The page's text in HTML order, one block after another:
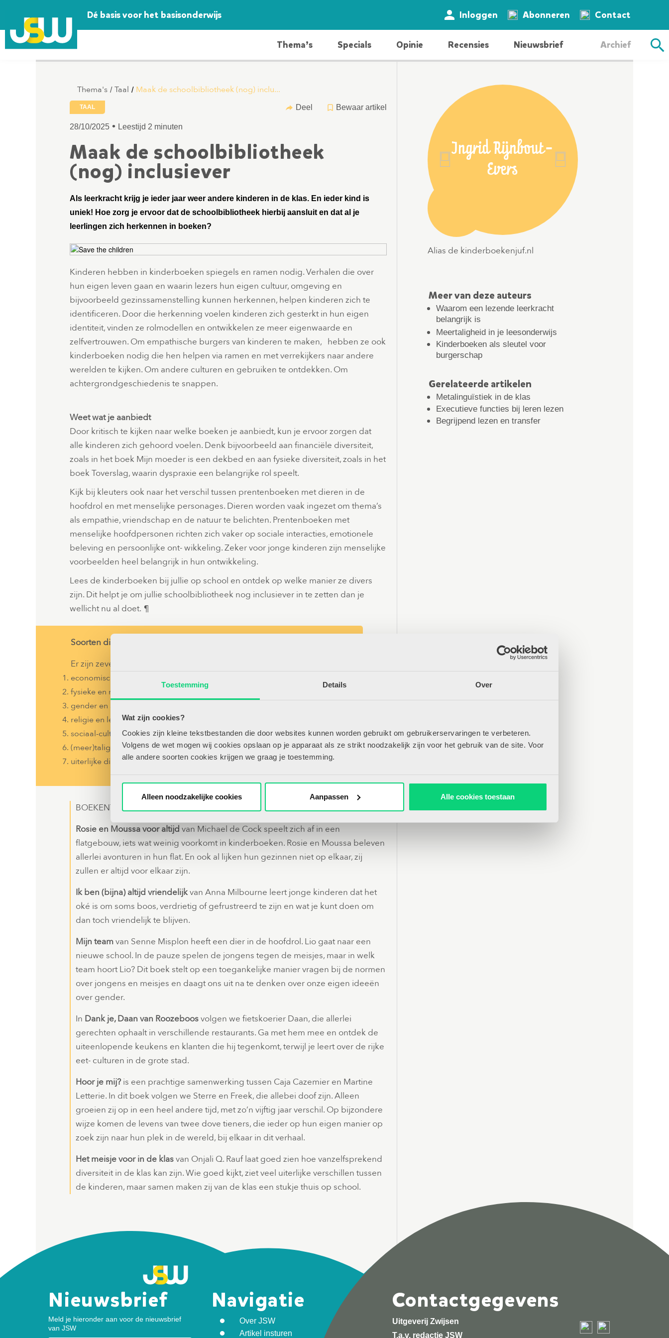
Toestemming Details Over
Wat zijn cookies?
Cookies zijn kleine tekstbestanden die door websites kunnen worden gebruikt om gebruikerservaringen te verbeteren.
Volgens de wet mogen wij cookies opslaan op je apparaat als ze strikt noodzakelijk zijn voor het gebruik van de site. Voor
alle andere soorten cookies krijgen we graag je toestemming.
Alleen noodzakelijke cookies Aanpassen Alle cookies toestaan
Dé basis voor het basisonderwijs Inloggen Abonneren Contact
Thema’s Specials Opinie Recensies Nieuwsbrief Archief
Zoeken
Thema's / Taal / Maak de schoolbibliotheek (nog) inclu...
TAAL Deel Bewaar artikel
28/10/2025 • Leestijd 2 minuten
Maak de schoolbibliotheek
(nog) inclusiever
Als leerkracht krijg je ieder jaar weer andere kinderen in de klas. En ieder kind is
uniek! Hoe zorg je ervoor dat de schoolbibliotheek hierbij aansluit en dat al je
leerlingen zich herkennen in boeken?
Kinderen hebben in kinderboeken spiegels en ramen nodig. Verhalen die over
hun eigen leven gaan en waarin lezers hun eigen cultuur, omgeving en
bijvoorbeeld gezinssamenstelling kunnen herkennen, helpen kinderen zich te
identificeren. Door die herkenning voelen kinderen zich gesterkt in hun eigen
identiteit, vinden ze rolmodellen en ontwikkelen ze meer eigenwaarde en
zelfvertrouwen. Om empathische burgers van kinderen te maken, hebben ze ook
kinderboeken nodig die hen helpen via ramen en met verrekijkers naar andere
werelden te kijken. Om andere culturen en gebruiken te ontdekken. Om
achtergrondgeschiedenis te snappen.
Weet wat je aanbiedt
Door kritisch te kijken naar welke boeken je aanbiedt, kun je ervoor zorgen dat
alle kinderen zich gehoord voelen. Denk bijvoorbeeld aan financiële diversiteit,
zoals in het boek Mijn moeder is een dekbed en aan fysieke diversiteit, zoals in het
boek Toverslag, waarin dyspraxie een belangrijke rol speelt.
Kijk bij kleuters ook naar het verschil tussen prentenboeken met dieren in de
hoofdrol en met menselijke personages. Dieren worden vaak ingezet om thema’s
als empathie, vriendschap en de natuur te belichten. Prentenboeken met
menselijke hoofdpersonen richten zich vaker op sociale interacties, emotionele
beleving en persoonlijke ont- wikkeling. Zeker voor jonge kinderen zijn menselijke
voorbeelden heel belangrijk in hun ontwikkeling.
Lees de kinderboeken bij jullie op school en ontdek op welke manier ze divers
zijn. Dit helpt je om jullie schoolbibliotheek nog inclusiever in te zetten dan je
wellicht nu al doet. ¶
Soorten diversiteit
Er zijn zeven soorten diversiteit:
economische diversiteit
fysieke en mentale diversiteit
gender en seksuele diversiteit
religie en levensbeschouwing
sociaal-culturele diversiteit
(meer)taligheid
uiterlijke diversiteit
BOEKENTIPS
Rosie en Moussa voor altijd van Michael de Cock speelt zich af in een
flatgebouw, iets wat weinig voorkomt in kinderboeken. Rosie en Moussa beleven
allerlei avonturen in hun flat. En ook al lijken hun gezinnen niet op elkaar, zij
zullen er altijd voor elkaar zijn.
Ik ben (bijna) altijd vriendelijkvan Anna Milbourne leert jonge kinderen dat het
oké is om soms boos, verdrietig of gefrustreerd te zijn en wat je kunt doen om
dan toch vriendelijk te blijven.
Mijn teamvan Senne Misplon heeft een dier in de hoofdrol. Lio gaat naar een
nieuwe school. In de pauze spelen de jongens tegen de meisjes, maar in welk
team hoort Lio? Dit boek stelt op een toegankelijke manier vragen bij de normen
over jongens en meisjes en daagt ons uit na te denken over onze eigen ideeën
over gender.
In Dank je, Daan van Roozeboosvolgen we fietskoerier Daan, die allerlei
gerechten ophaalt in verschillende restaurants. Ga met hem mee en ontdek de
uiteenlopende keukens en klanten die hij tegenkomt, terwijl je leert over de rijke
eet- culturen in de grote stad.
Hoor je mij?is een prachtige samenwerking tussen Caja Cazemier en Martine
Letterie. In dit boek volgen we Sterre en Freek, die allebei doof zijn. Alleen
groeien zij op in een heel andere tijd, met zo’n vijftig jaar verschil. Op bijzondere
wijze komen de levens van twee dove tieners, die ieder op hun eigen manier op
zoek zijn naar hun plek in de wereld, bij elkaar in dit verhaal.
Het meisje voor in de klasvan Onjali Q. Rauf laat goed zien hoe vanzelfsprekend
diversiteit in de klas kan zijn. Wie goed kijkt, ziet veel uiterlijke verschillen tussen
de kinderen, maar samen maken zij van de klas een stukje thuis op school.
Rigoberta Mejia
Ingrid Rijnbout-
Evers
Alias de kinderboekenjuf.nl
Meer van deze auteurs
Waarom een lezende leerkracht
belangrijk is
Meertaligheid in je leesonderwijs
Kinderboeken als sleutel voor
burgerschap
Gerelateerde artikelen
Metalinguïstiek in de klas
Executieve functies bij leren lezen
Begrijpend lezen en transfer
Nieuwsbrief
Meld je hieronder aan voor de nieuwsbrief
van JSW
Navigatie
Over JSW
Artikel insturen
Contactgegevens
Uitgeverij Zwijsen
T.a.v. redactie JSW